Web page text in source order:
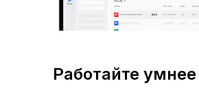
Работайте умнее